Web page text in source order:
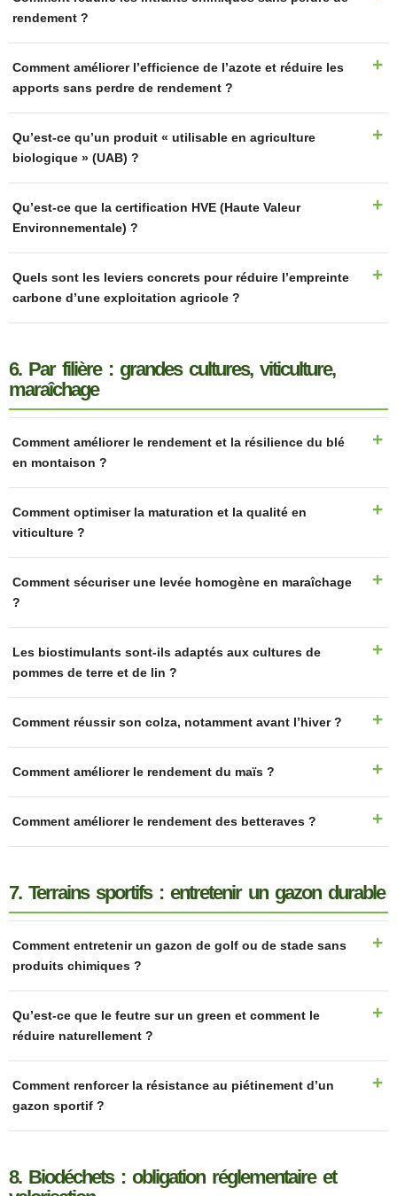
rendement ?
Comment améliorer l’efficience de l’azote et réduire les
apports sans perdre de rendement ?
Qu’est-ce qu’un produit « utilisable en agriculture
biologique » (UAB) ?
Qu’est-ce que la certification HVE (Haute Valeur
Environnementale) ?
Quels sont les leviers concrets pour réduire l’empreinte
carbone d’une exploitation agricole ?
6. Par filière : grandes cultures, viticulture,
maraîchage
Comment améliorer le rendement et la résilience du blé
en montaison ?
Comment optimiser la maturation et la qualité en
viticulture ?
Comment sécuriser une levée homogène en maraîchage
?
Les biostimulants sont-ils adaptés aux cultures de
pommes de terre et de lin ?
Comment réussir son colza, notamment avant l’hiver ?
Comment améliorer le rendement du maïs ?
Comment améliorer le rendement des betteraves ?
7. Terrains sportifs : entretenir un gazon durable
Comment entretenir un gazon de golf ou de stade sans
produits chimiques ?
Qu’est-ce que le feutre sur un green et comment le
réduire naturellement ?
Comment renforcer la résistance au piétinement d’un
gazon sportif ?
8. Biodéchets : obligation réglementaire et